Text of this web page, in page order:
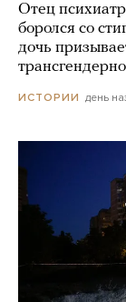
Отец
боролся со
дочь
ИСТОРИИ день